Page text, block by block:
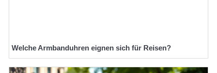
Welche Armbanduhren eignen sich für Reisen?